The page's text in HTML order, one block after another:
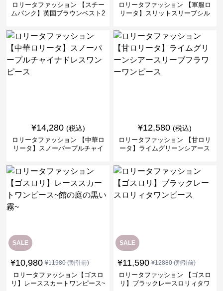
ロリータファッション 【スチー
ムパンク】英国ブラウンベスト2
ロリータファッション 【軍服ロ
リータ】スリットスリーブシル
¥14,280 (税込)
ロリータファッション 【中華ロ
リータ】スノーパープルチャイ
¥12,580 (税込)
ロリータファッション 【甘ロリ
ータ】ライムグリーンシアース
SALE
¥10,980 ¥11980(割引前)
ロリータファッション【ゴスロ
リ】レーススカートワンピース~
SALE
¥11,590 ¥12880(割引前)
ロリータファッション 【ゴスロ
リ】ブラックレースロリィタワ